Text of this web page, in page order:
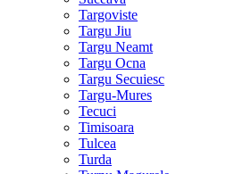
Targoviste
Targu Jiu
Targu Neamt
Targu Ocna
Targu Secuiesc
Targu-Mures
Tecuci
Timisoara
Tulcea
Turda